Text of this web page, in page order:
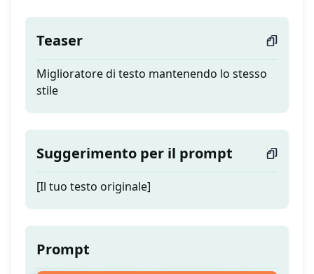
Teaser
Miglioratore di testo mantenendo lo stesso
stile
Suggerimento per il prompt
[Il tuo testo originale]
Prompt